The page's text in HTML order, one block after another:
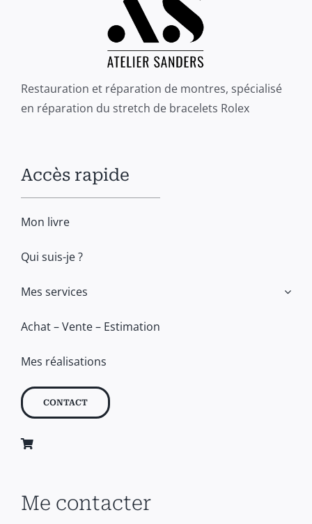
Restauration et réparation de montres, spécialisé
en réparation du stretch de bracelets Rolex
Accès rapide
Mon livre
Qui suis-je ?
Mes services
Achat – Vente – Estimation
Mes réalisations
CONTACT
Me contacter